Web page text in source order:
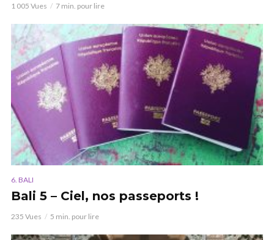
1 005 Vues 7 min. pour lire
6. BALI
Bali 5 – Ciel, nos passeports !
235 Vues 5 min. pour lire